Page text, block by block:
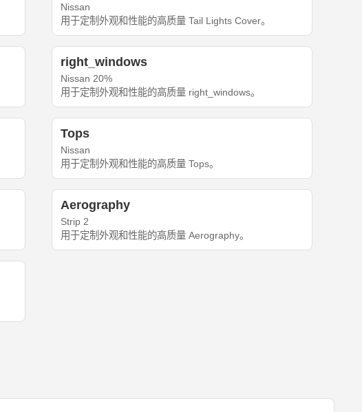
Nissan
用于定制外观和性能的高质量 Tail Lights Cover。
right_windows
Nissan 20%
用于定制外观和性能的高质量 right_windows。
Tops
Nissan
用于定制外观和性能的高质量 Tops。
Aerography
Strip 2
用于定制外观和性能的高质量 Aerography。